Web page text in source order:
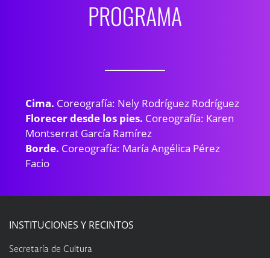
PROGRAMA
Cima. Coreografía: Nely Rodríguez Rodríguez
Florecer desde los pies. Coreografía: Karen
Montserrat García Ramírez
Borde. Coreografía: María Angélica Pérez
Facio
INSTITUCIONES Y RECINTOS
Secretaría de Cultura